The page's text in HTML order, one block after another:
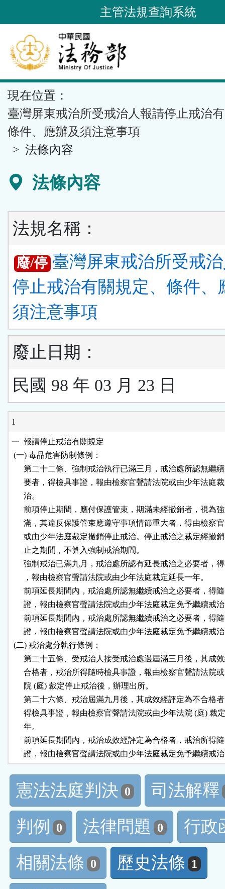
到
要
內
容
區
塊
主管法規查詢系統
現在位置：
臺灣屏東戒治所受戒治人報請停止戒治
條件、應辦及須注意事項
法條內容
法條內容
法規名稱：
廢/停 臺灣屏東戒治所受戒
停止戒治有關規定、條件、
須注意事項
廢止日期：
民國 98 年 03 月 23 日
1
一  報請停止戒治有關規定
(一) 毒品危害防制條例：
第二十二條、強制戒治執行已滿三月，戒治處所認無繼
要者，得檢具事證，報由檢察官聲請法院或由少年法庭
      治。
前項停止期間，應付保護管束，期滿未經撤銷者，視為
滿，其違反保護管束應遵守事項情節重大者，得由檢察
或由少年法庭裁定撤銷停止戒治。停止戒治之裁定經撤
      止之期間，不算入強制戒治期間。
強制戒治已滿九月，戒治處所認有延長戒治之必要者，
      ，報由檢察官聲請法院或由少年法庭裁定延長一年。
前項延長期間內，戒治處所認無繼續戒治之必要者，得
證，報由檢察官聲請法院或由少年法庭裁定免予繼續戒
前項延長期間內，戒治處所認無繼續戒治之必要者，得
證，報由檢察官聲請法院或由少年法庭裁定免予繼續戒
(二) 戒治處分執行條例：
第二十五條、受戒治人接受戒治處遇屆滿三月後，其成
合格者，戒治所得隨時檢具事證，報由檢察官聲請法院
      院 (庭) 裁定停止戒治後，辦理出所。
第二十六條、戒治屆滿九月後，其成效經評定為不合格
得檢具事證，報由檢察官聲請法院或由少年法院 (庭) 裁
      年。
前項延長期間內，戒治成效經評定為合格者，戒治所得
憲法法庭判決 0
司法解釋
判例
0 法律問題 0
行政
相關法條 0 歷史法條 1